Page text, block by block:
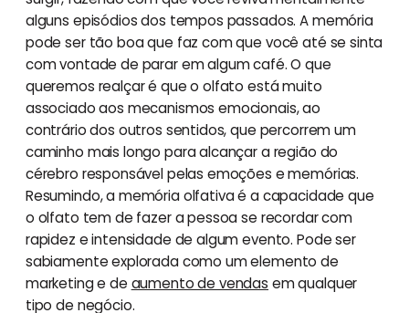
alguns episódios dos tempos passados. A memória
pode ser tão boa que faz com que você até se sinta
com vontade de parar em algum café. O que
queremos realçar é que o olfato está muito
associado aos mecanismos emocionais, ao
contrário dos outros sentidos, que percorrem um
caminho mais longo para alcançar a região do
cérebro responsável pelas emoções e memórias.
Resumindo, a memória olfativa é a capacidade que
o olfato tem de fazer a pessoa se recordar com
rapidez e intensidade de algum evento. Pode ser
sabiamente explorada como um elemento de
marketing e de aumento de vendas em qualquer
tipo de negócio.